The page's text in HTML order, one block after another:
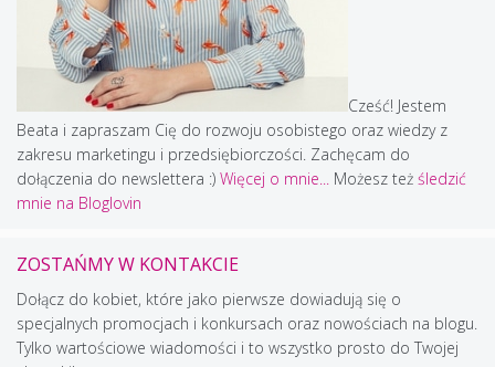
Cześć! Jestem
Beata i zapraszam Cię do rozwoju osobistego oraz wiedzy z
zakresu marketingu i przedsiębiorczości. Zachęcam do
dołączenia do newslettera :) Więcej o mnie... Możesz też śledzić
mnie na Bloglovin
ZOSTAŃMY W KONTAKCIE
Dołącz do kobiet, które jako pierwsze dowiadują się o
specjalnych promocjach i konkursach oraz nowościach na blogu.
Tylko wartościowe wiadomości i to wszystko prosto do Twojej